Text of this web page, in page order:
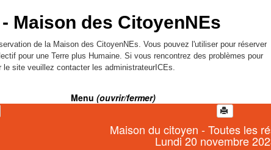
Maison des CitoyenNEs
de la Maison des CitoyenNEs. Vous pouvez l'utiliser pour réserver
pour une Terre plus Humaine. Si vous rencontrez des problèmes pour
le site veuillez contacter les administrateurICEs.
Menu (ouvrir/fermer)
Maison du citoyen - Toutes les
Lundi 20 novembre